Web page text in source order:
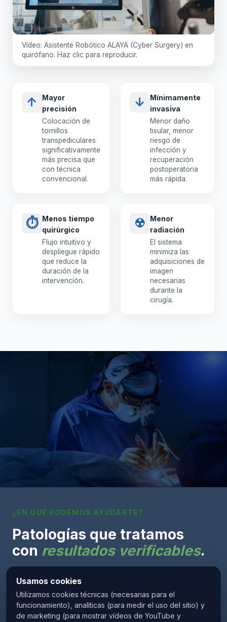
Aceptar cookies de marketing
Vídeo: Asistente Robótico ALAYA (Cyber Surgery) en
quirófano. Haz clic para reproducir.
↑
Mayor
precisión
Colocación de
tornillos
transpediculares
significativamente
más precisa que
con técnica
convencional.
↓
Mínimamente
invasiva
Menor daño
tisular, menor
riesgo de
infección y
recuperación
postoperatoria
más rápida.
⏱ Menos tiempo
quirúrgico
Flujo intuitivo y
despliegue rápido
que reduce la
duración de la
intervención.
☢
Menor
radiación
El sistema
minimiza las
adquisiciones de
imagen
necesarias
durante la
cirugía.
¿EN QUÉ PODEMOS AYUDARTE?
Patologías que tratamos
con resultados verificables.
trastornos del movimiento más complejos. Estas son
las áreas donde el equipo de Brain & Spine
Barcelona concentra su mayor experiencia
Usamos cookies
Utilizamos cookies técnicas (necesarias para el
funcionamiento), analíticas (para medir el uso del sitio) y
de marketing (para mostrar vídeos de YouTube y